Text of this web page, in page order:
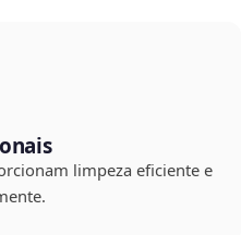
limpeza eficiente e